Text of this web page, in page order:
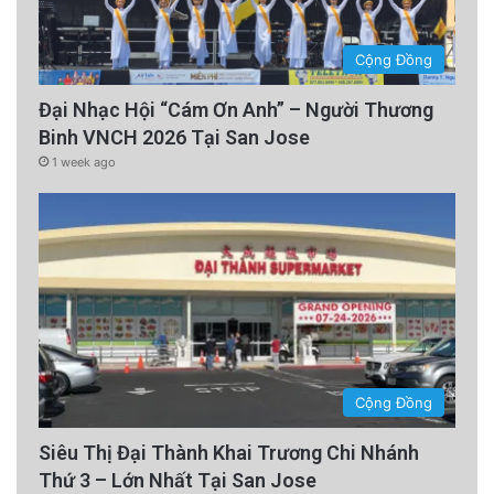
Cộng Đồng
Đại Nhạc Hội “Cám Ơn Anh” – Người Thương
Binh VNCH 2026 Tại San Jose
1 week ago
Cộng Đồng
Siêu Thị Đại Thành Khai Trương Chi Nhánh
Thứ 3 – Lớn Nhất Tại San Jose